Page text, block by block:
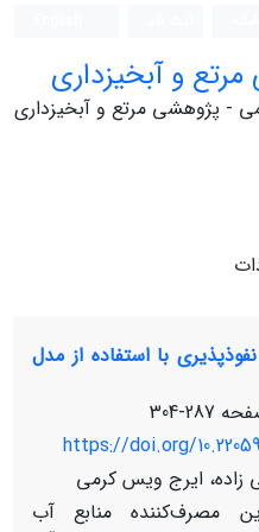
و آبخیزداری
- پژوهشی مرتع و آبخیزداری
با استفاده از مدل
287-304
https://doi.org/
زاده، ایرج ویس کرمی
مصرف‌کننده منابع آب